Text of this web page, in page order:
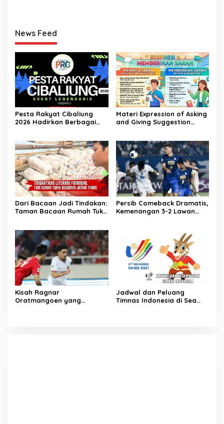
News Feed
Pesta Rakyat Cibaliung
2026 Hadirkan Berbagai
Materi Expression of Asking
and Giving Suggestion
Dari Bacaan Jadi Tindakan:
Taman Bacaan Rumah Tukik
Ujung Kulon
Persib Comeback Dramatis,
Kemenangan 3-2 Lawan
Kisah Ragnar
Oratmangoen yang
Jadwal dan Peluang
Timnas Indonesia di Sea